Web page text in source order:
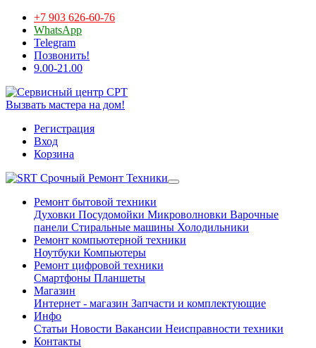
+7 903 626-60-76
WhatsApp
Telegram
Позвонить!
9.00-21.00
Вызвать мастера на дом!
Регистрация
Вход
Корзина
Срочный Ремонт Техники
Ремонт бытовой техники
Духовки Посудомойки Микроволновки Варочные
панели Стиральные машины Холодильники
Ремонт компьютерной техники
Ноутбуки Компьютеры
Ремонт цифровой техники
Смартфоны Планшеты
Магазин
Интернет - магазин Запчасти и комплектующие
Инфо
Статьи Новости Вакансии Неисправности техники
Контакты